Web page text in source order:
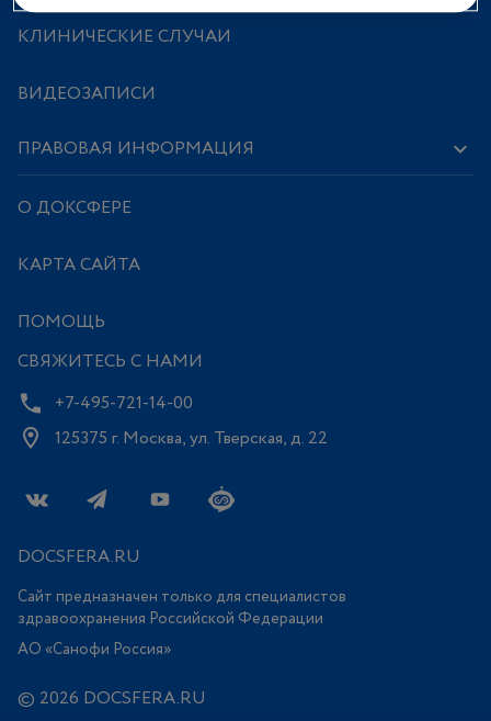
КЛИНИЧЕСКИЕ СЛУЧАИ
ВИДЕОЗАПИСИ
ПРАВОВАЯ ИНФОРМАЦИЯ
О ДОКСФЕРЕ
КАРТА САЙТА
ПОМОЩЬ
СВЯЖИТЕСЬ С НАМИ
+7-495-721-14-00
125375 г. Москва, ул. Тверская, д. 22
DOCSFERA.RU
Сайт предназначен только для специалистов
здравоохранения Российской Федерации
АО «Санофи Россия»
© 2026 DOCSFERA.RU